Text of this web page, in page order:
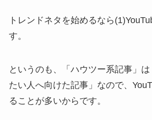
トレンドネタを始めるなら
す。
というのも、「ハウツー系記事」は
たい人へ向けた記事」なので、
ることが多いからです。